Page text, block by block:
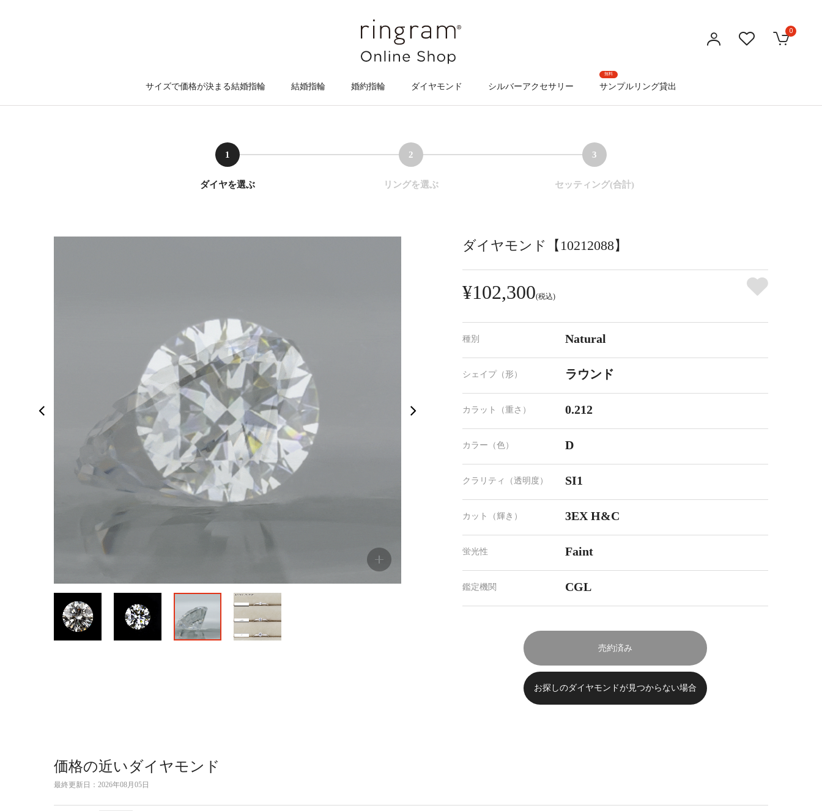
サイズで価格が決まる結婚指輪 結婚指輪 婚約指輪 ダイヤモンド シルバーアクセサリー
無料
サンプルリング貸出
0
1
ダイヤを選ぶ
2
リングを選ぶ
3
セッティング(合計)
ダイヤモンド【10212088】
¥102,300(税込)
種別 Natural
シェイプ（形） ラウンド
カラット（重さ） 0.212
カラー（色） D
クラリティ（透明度） SI1
カット（輝き） 3EX H&C
蛍光性 Faint
鑑定機関 CGL
売約済み
お探しのダイヤモンドが見つからない場合
価格の近いダイヤモンド
最終更新日： 2026年08月05日